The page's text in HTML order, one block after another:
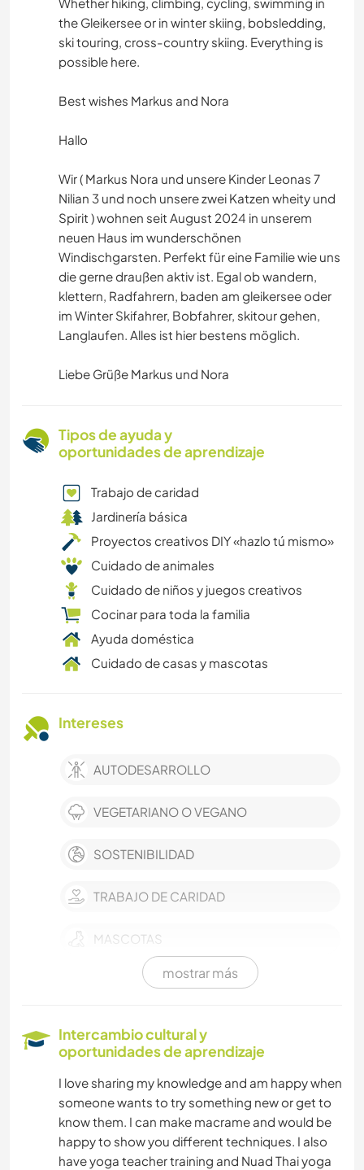
the Gleikersee or in winter skiing, bobsledding,
ski touring, cross-country skiing. Everything is
possible here.
Best wishes Markus and Nora
Hallo
Wir ( Markus Nora und unsere Kinder Leonas 7
Nilian 3 und noch unsere zwei Katzen wheity und
Spirit ) wohnen seit August 2024 in unserem
neuen Haus im wunderschönen
Windischgarsten. Perfekt für eine Familie wie uns
die gerne draußen aktiv ist. Egal ob wandern,
klettern, Radfahrern, baden am gleikersee oder
im Winter Skifahrer, Bobfahrer, skitour gehen,
Langlaufen. Alles ist hier bestens möglich.
Liebe Grüße Markus und Nora
Tipos de ayuda y
oportunidades de aprendizaje
Trabajo de caridad
Jardinería básica
Proyectos creativos DIY «hazlo tú mismo»
Cuidado de animales
Cuidado de niños y juegos creativos
Cocinar para toda la familia
Ayuda doméstica
Cuidado de casas y mascotas
Intereses
AUTODESARROLLO
VEGETARIANO O VEGANO
SOSTENIBILIDAD
TRABAJO DE CARIDAD
MASCOTAS
YOGA / BIENESTAR
DEPORTES ACUÁTICOS
ACTIVIDADES AL AIRE LIBRE
mostrar más
Intercambio cultural y
oportunidades de aprendizaje
I love sharing my knowledge and am happy when
someone wants to try something new or get to
know them. I can make macrame and would be
happy to show you different techniques. I also
have yoga teacher training and Nuad Thai yoga